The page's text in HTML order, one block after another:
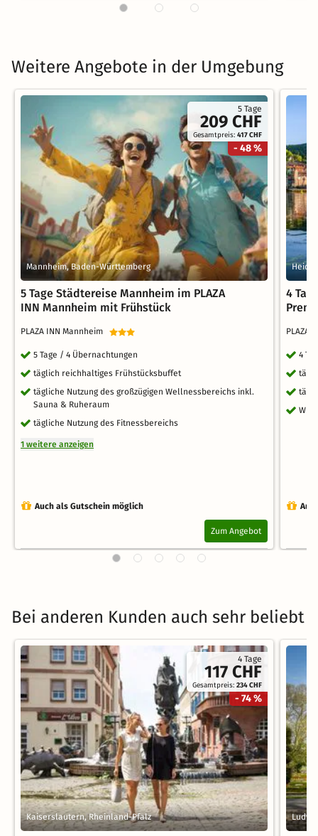
Weitere Angebote in der Umgebung
5 Tage
209 CHF
Gesamtpreis:417 CHF
- 48 %
Mannheim, Baden-Württemberg
5 Tage Städtereise Mannheim im PLAZA
INN Mannheim mit Frühstück
PLAZA INN Mannheim
5 Tage / 4 Übernachtungen
täglich reichhaltiges Frühstücksbuffet
tägliche Nutzung des großzügigen Wellnessbereichs inkl.
Sauna & Ruheraum
tägliche Nutzung des Fitnessbereichs
1 weitere anzeigen
Auch als Gutschein möglich
Zum Angebot
4
PLAZA
4
Bei anderen Kunden auch sehr beliebt
4 Tage
117 CHF
Gesamtpreis:234 CHF
- 74 %
Kaiserslautern, Rheinland-Pfalz